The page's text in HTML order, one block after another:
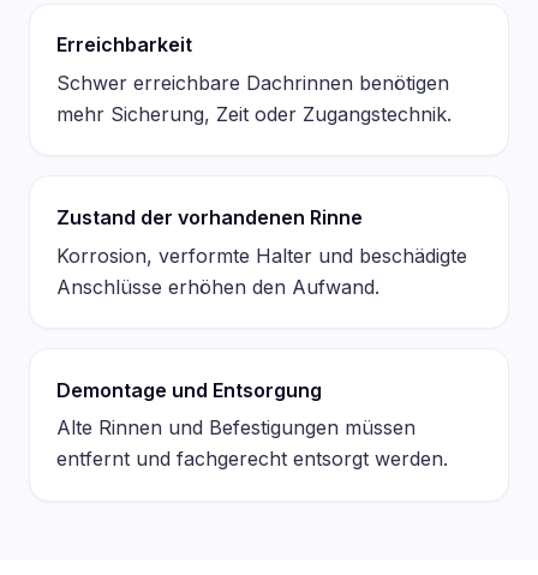
Erreichbarkeit
Schwer erreichbare Dachrinnen benötigen
mehr Sicherung, Zeit oder Zugangstechnik.
Zustand der vorhandenen Rinne
Korrosion, verformte Halter und beschädigte
Anschlüsse erhöhen den Aufwand.
Demontage und Entsorgung
Alte Rinnen und Befestigungen müssen
entfernt und fachgerecht entsorgt werden.